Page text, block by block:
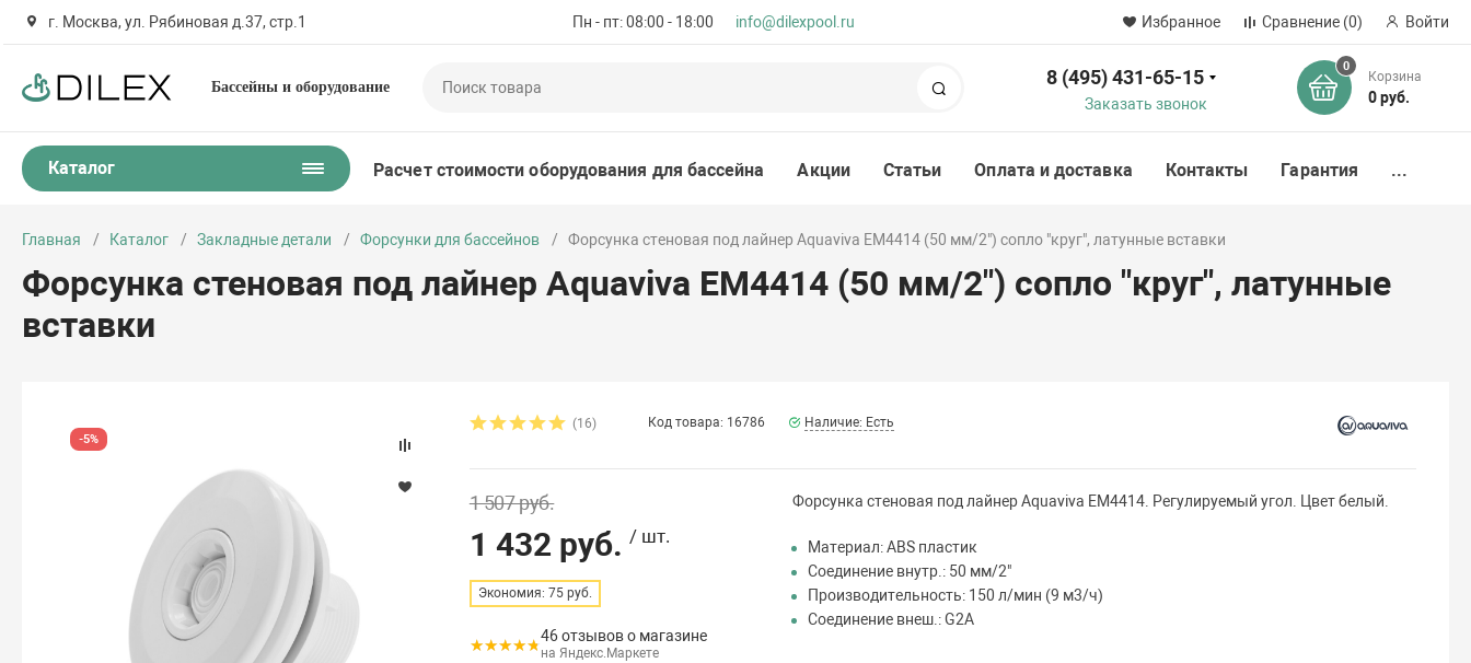
г. Москва, ул. Рябиновая д.37, стр.1 Пн - пт: 08:00 - 18:00 info@dilexpool.ru Избранное Сравнение (0) Войти
Бассейны и оборудование 8 (495) 431-65-15
Заказать звонок
0
Корзина
0 руб.
Каталог Расчет стоимости оборудования для бассейна Акции Статьи Оплата и доставка Контакты Гарантия ...
Главная Каталог Закладные детали Форсунки для бассейнов Форсунка стеновая под лайнер Aquaviva EM4414 (50 мм/2") сопло "круг", латунные вставки
Форсунка стеновая под лайнер Aquaviva EM4414 (50 мм/2") сопло "круг", латунные
вставки
-5%
(16) Код товара: 16786 Наличие: Есть
1 507 руб.
1 432 руб. / шт.
Экономия: 75 руб.
46 отзывов о магазине
на Яндекс.Маркете
Форсунка стеновая под лайнер Aquaviva EM4414. Регулируемый угол. Цвет белый.
Материал: ABS пластик
Соединение внутр.: 50 мм/2"
Производительность: 150 л/мин (9 м3/ч)
Соединение внеш.: G2A